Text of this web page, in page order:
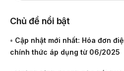
Chủ đề nổi bật
• Cập nhật mới nhất: Hóa đơn
chính thức áp dụng từ 06/2025